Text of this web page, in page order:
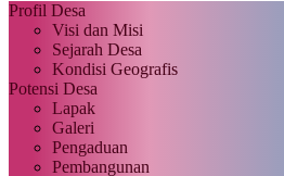
Profil Desa
Visi dan Misi
Sejarah Desa
Kondisi Geografis
Potensi Desa
Lapak
Galeri
Pengaduan
Pembangunan